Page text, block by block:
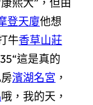
登天廈他想
牛香草山莊
35“這是真的
濱湖名宮 ，
哦，我的天，